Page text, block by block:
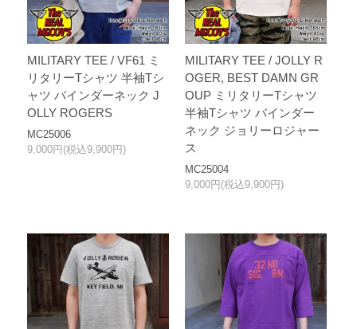
MILITARY TEE / VF61 ミ
リタリーTシャツ 半袖Tシ
ャツ バインダーネック J
OLLY ROGERS
MC25006
9,000円(税込9,900円)
MILITARY TEE / JOLLY R
OGER, BEST DAMN GR
OUP ミリタリーTシャツ
半袖Tシャツ バインダー
ネック ジョリーロジャー
ス
MC25004
9,000円(税込9,900円)